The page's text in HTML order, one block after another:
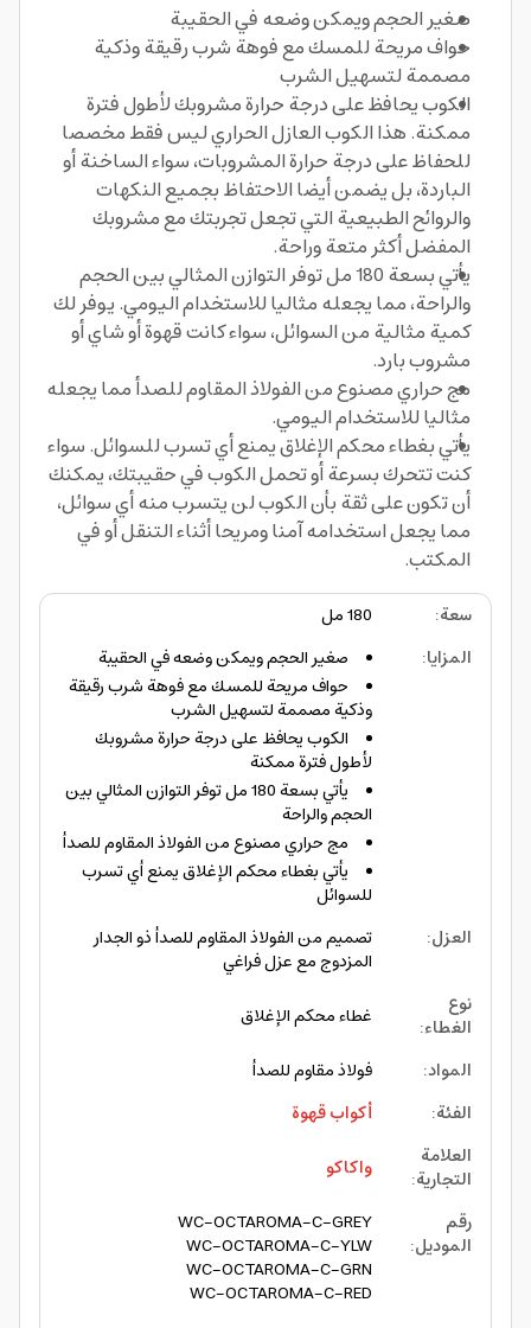
صغير الحجم ويمكن وضعه في الحقيبة
حواف مريحة للمسك مع فوهة شرب رقيقة وذكية
مصممة لتسهيل الشرب
الكوب يحافظ على درجة حرارة مشروبك لأطول فترة
ممكنة. هذا الكوب العازل الحراري ليس فقط مخصصا
للحفاظ على درجة حرارة المشروبات، سواء الساخنة أو
الباردة، بل يضمن أيضا الاحتفاظ بجميع النكهات
والروائح الطبيعية التي تجعل تجربتك مع مشروبك
المفضل أكثر متعة وراحة.
يأتي بسعة 180 مل توفر التوازن المثالي بين الحجم
والراحة، مما يجعله مثاليا للاستخدام اليومي. يوفر لك
كمية مثالية من السوائل، سواء كانت قهوة أو شاي أو
مشروب بارد.
مج حراري مصنوع من الفولاذ المقاوم للصدأ مما يجعله
مثاليا للاستخدام اليومي.
يأتي بغطاء محكم الإغلاق يمنع أي تسرب للسوائل. سواء
كنت تتحرك بسرعة أو تحمل الكوب في حقيبتك، يمكنك
أن تكون على ثقة بأن الكوب لن يتسرب منه أي سوائل،
مما يجعل استخدامه آمنا ومريحا أثناء التنقل أو في
المكتب.
سعة:
180 مل
المزايا:
صغير الحجم ويمكن وضعه في الحقيبة
حواف مريحة للمسك مع فوهة شرب رقيقة
وذكية مصممة لتسهيل الشرب
الكوب يحافظ على درجة حرارة مشروبك
لأطول فترة ممكنة
يأتي بسعة 180 مل توفر التوازن المثالي بين
الحجم والراحة
مج حراري مصنوع من الفولاذ المقاوم للصدأ
يأتي بغطاء محكم الإغلاق يمنع أي تسرب
للسوائل
العزل:
تصميم من الفولاذ المقاوم للصدأ ذو الجدار
المزدوج مع عزل فراغي
نوع
الغطاء:
غطاء محكم الإغلاق
المواد:
فولاذ مقاوم للصدأ
الفئة:
أكواب قهوة
العلامة
التجارية:
واكاكو
رقم
الموديل:
WC-OCTAROMA-C-GREY
WC-OCTAROMA-C-YLW
WC-OCTAROMA-C-GRN
WC-OCTAROMA-C-RED